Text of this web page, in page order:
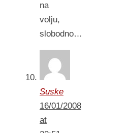
na
volju,
slobodno…
Suske
16/01/2008
at